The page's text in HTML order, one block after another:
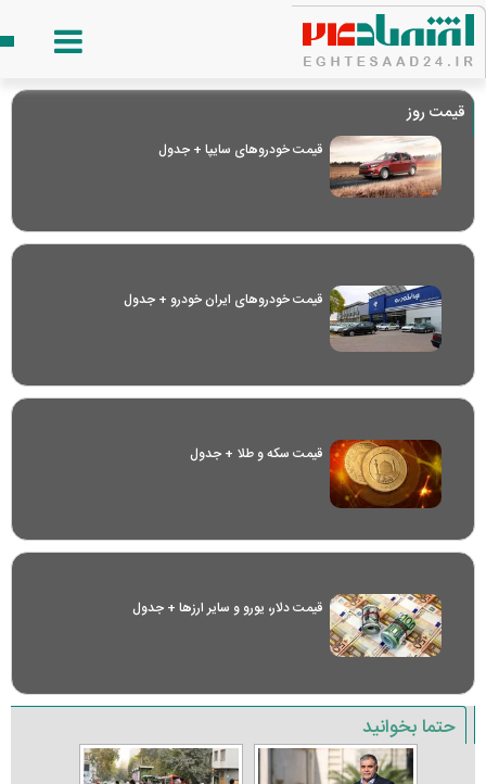
قیمت روز
قیمت خودرو‌های سایپا + جدول
قیمت خودرو‌های ایران خودرو + جدول
قیمت سکه و طلا + جدول
قیمت دلار، یورو و سایر ارز‌ها + جدول
حتما بخوانید